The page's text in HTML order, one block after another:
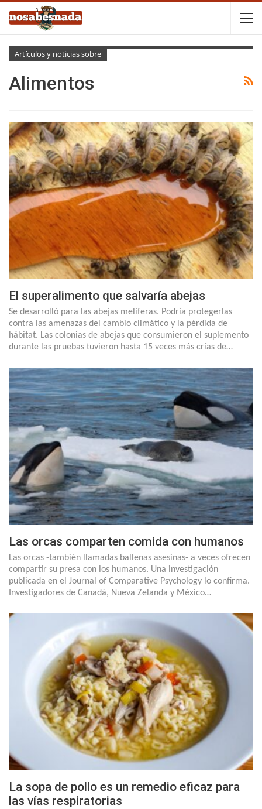
Artículos y noticias sobre
Alimentos
El superalimento que salvaría abejas
Se desarrolló para las abejas melíferas. Podría protegerlas
contra las amenazas del cambio climático y la pérdida de
hábitat. Las colonias de abejas que consumieron el suplemento
durante las pruebas tuvieron hasta 15 veces más crías de…
Las orcas comparten comida con humanos
Las orcas -también llamadas ballenas asesinas- a veces ofrecen
compartir su presa con los humanos. Una investigación
publicada en el Journal of Comparative Psychology lo confirma.
Investigadores de Canadá, Nueva Zelanda y México…
La sopa de pollo es un remedio eficaz para
las vías respiratorias